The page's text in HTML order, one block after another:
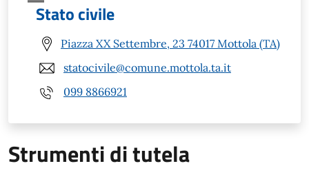
Stato civile
Piazza XX Settembre, 23 74017 Mottola (TA)
statocivile@comune.mottola.ta.it
099 8866921
Strumenti di tutela